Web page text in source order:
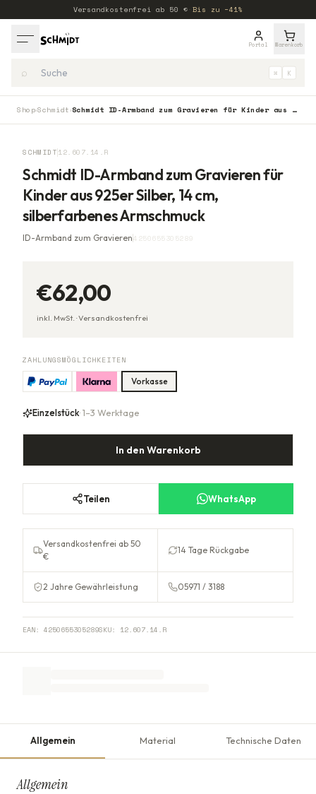
Versandkostenfrei ab 50 € Bis zu −41%
Portal Warenkorb
⌕ ⌘ K
Shop›Schmidt › Schmidt ID-Armband zum Gravieren für Kinder aus 925er Silber, 14 cm, silberfarbenes Armschmuck
SCHMIDT 12.607.14.R
Schmidt ID-Armband zum Gravieren für
Kinder aus 925er Silber, 14 cm,
silberfarbenes Armschmuck
ID-Armband zum Gravieren4250655305289
€62,00
inkl. MwSt. ·Versandkostenfrei
ZAHLUNGSMÖGLICHKEITEN
Vorkasse
Einzelstück· 1–3 Werktage
In den Warenkorb
Teilen WhatsApp
Versandkostenfrei ab 50
€
14 Tage Rückgabe
2 Jahre Gewährleistung 05971 / 3188
EAN: 4250655305289SKU: 12.607.14.R
Allgemein Material Technische Daten
Allgemein